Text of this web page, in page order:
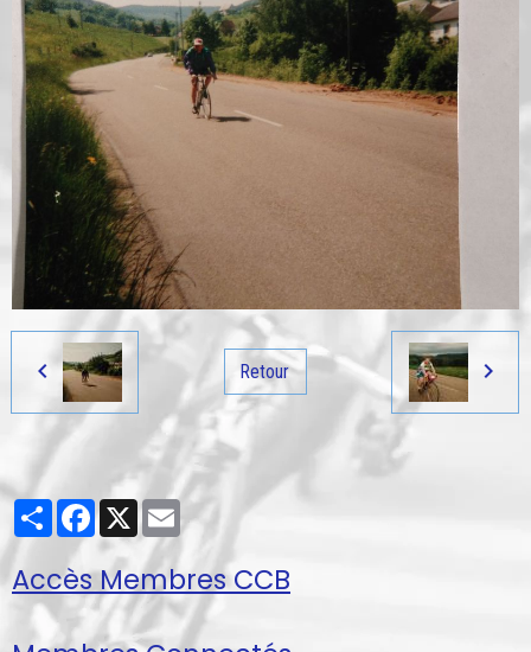
Retour
PartagerFacebook
X Email
Accès Membres CCB